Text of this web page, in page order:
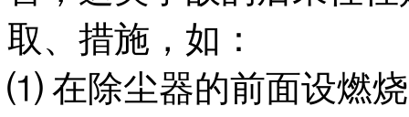
取、措施，如：
⑴ 在除尘器的前面设燃